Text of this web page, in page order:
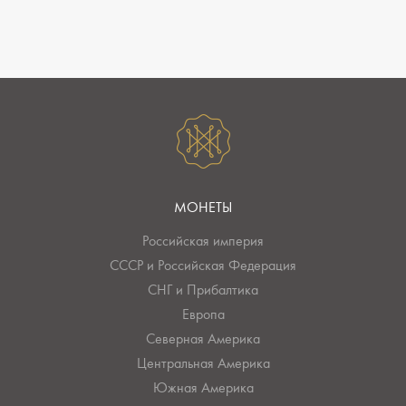
МОНЕТЫ
Российская империя
СССР и Российская Федерация
СНГ и Прибалтика
Европа
Северная Америка
Центральная Америка
Южная Америка